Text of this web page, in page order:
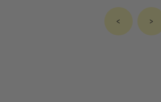
< >